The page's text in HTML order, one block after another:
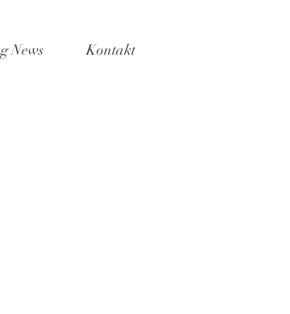
News Kontakt